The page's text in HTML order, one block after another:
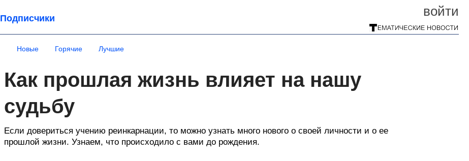
войти
Подписчики
Новые Горячие Лучшие
Как прошлая жизнь влияет на нашу
судьбу
Если довериться учению реинкарнации, то можно узнать много нового о своей личности и о ее
прошлой жизни. Узнаем, что происходило с вами до рождения.